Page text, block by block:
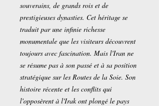
souverains, de grands rois et de
prestigieuses dynasties. Cet héritage se
traduit par une infinie richesse
monumentale que les visiteurs découvrent
toujours avec fascination. Mais l'Iran ne
se résume pas à son passé et à sa position
stratégique sur les Routes de la Soie. Son
histoire récente et les conflits qui
l'opposèrent à l'Irak ont plongé le pays